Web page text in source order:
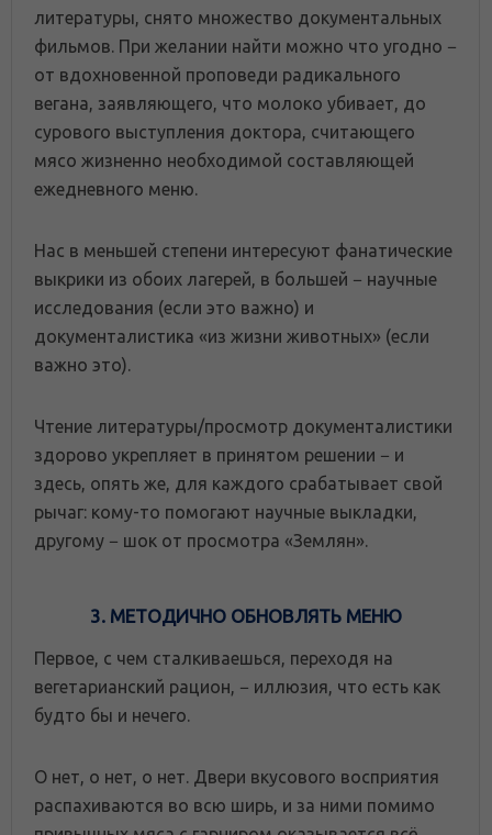
литературы, снято множество документальных
фильмов. При желании найти можно что угодно −
от вдохновенной проповеди радикального
вегана, заявляющего, что молоко убивает, до
сурового выступления доктора, считающего
мясо жизненно необходимой составляющей
ежедневного меню.
Нас в меньшей степени интересуют фанатические
выкрики из обоих лагерей, в большей − научные
исследования (если это важно) и
документалистика «из жизни животных» (если
важно это).
Чтение литературы/просмотр документалистики
здорово укрепляет в принятом решении − и
здесь, опять же, для каждого срабатывает свой
рычаг: кому-то помогают научные выкладки,
другому − шок от просмотра «Землян».
3. МЕТОДИЧНО ОБНОВЛЯТЬ МЕНЮ
Первое, с чем сталкиваешься, переходя на
вегетарианский рацион, − иллюзия, что есть как
будто бы и нечего.
О нет, о нет, о нет. Двери вкусового восприятия
распахиваются во всю ширь, и за ними помимо